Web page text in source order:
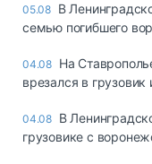
05.08 В
семью погибшего
04.08 На
врезался в грузовик
04.08 В
грузовике с